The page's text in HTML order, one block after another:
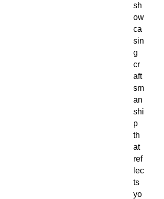
sh
ow
ca
sin
g
cr
aft
sm
an
shi
p
th
at
ref
lec
ts
yo